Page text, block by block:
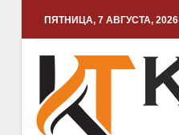
ПЯТНИЦА, 7 АВГУСТА, 2026